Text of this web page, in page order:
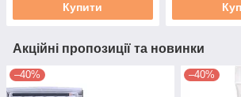
Купити
Акційні пропозиції та новинки
–40% –40%